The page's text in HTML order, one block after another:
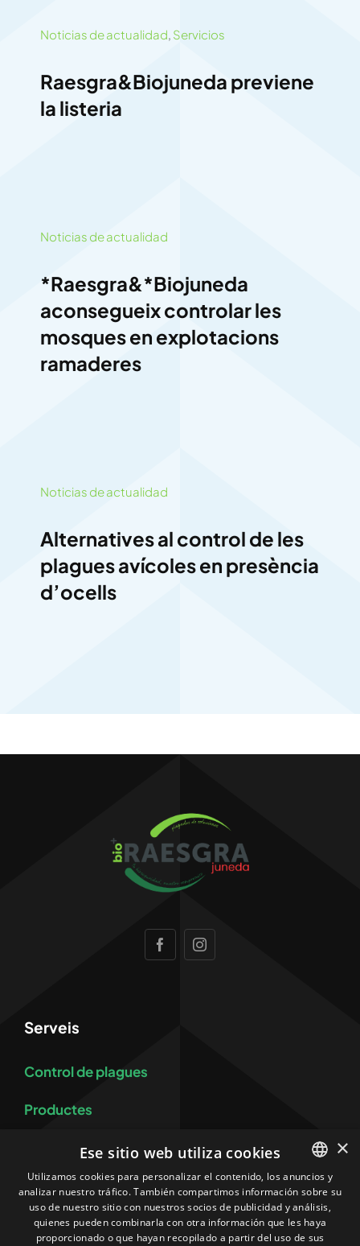
Noticias de actualidad, Servicios
Raesgra&Biojuneda previene
la listeria
Noticias de actualidad
*Raesgra&*Biojuneda
aconsegueix controlar les
mosques en explotacions
ramaderes
Noticias de actualidad
Alternatives al control de les
plagues avícoles en presència
d’ocells
Serveis
Control de plagues
Productes
Control i prevenció de legionel·losi
Més
SPANISH
CATALAN
×
Ese sitio web utiliza cookies
Utilizamos cookies para personalizar el contenido, los anuncios y
analizar nuestro tráfico. También compartimos información sobre su
uso de nuestro sitio con nuestros socios de publicidad y análisis,
quienes pueden combinarla con otra información que les haya
proporcionado o que hayan recopilado a partir del uso de sus